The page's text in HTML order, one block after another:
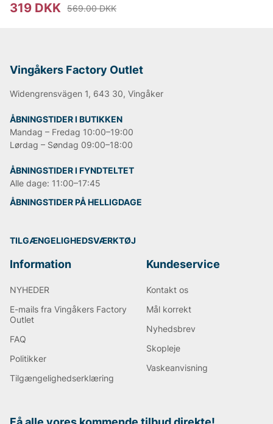
319 DKK 569.00 DKK
Vingåkers Factory Outlet
Widengrensvägen 1, 643 30, Vingåker
ÅBNINGSTIDER I BUTIKKEN
Mandag – Fredag 10:00–19:00
Lørdag – Søndag 09:00–18:00
ÅBNINGSTIDER I FYNDTELTET
Alle dage: 11:00–17:45
ÅBNINGSTIDER PÅ HELLIGDAGE
TILGÆNGELIGHEDSVÆRKTØJ
Information
NYHEDER
E-mails fra Vingåkers Factory
Outlet
FAQ
Politikker
Tilgængelighedserklæring
Kundeservice
Kontakt os
Mål korrekt
Nyhedsbrev
Skopleje
Vaskeanvisning